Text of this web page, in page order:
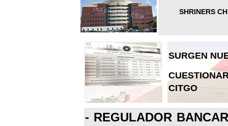
SHRINERS
SURGEN
CITGO
- REGULADOR